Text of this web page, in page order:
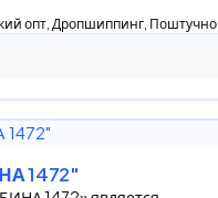
опт, Дропшиппинг, Поштучно
1472"